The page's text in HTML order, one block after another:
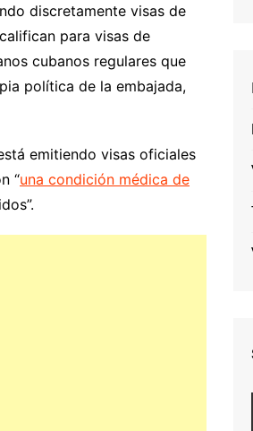
discretamente visas de
para visas de
cubanos regulares que
política de la embajada,
emitiendo visas oficiales
“una condición médica de